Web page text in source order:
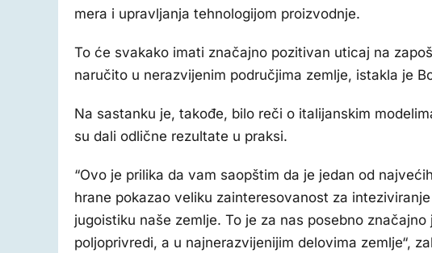
mera i upravljanja tehnologijom proizvodnje.
To će svakako imati značajno pozitivan uticaj na
naručito u nerazvijenim područjima zemlje, istakla je
Na sastanku je, takođe, bilo reči o italijanskim
su dali odlične rezultate u praksi.
“Ovo je prilika da vam saopštim da je jedan od
hrane pokazao veliku zainteresovanost za
jugoistiku naše zemlje. To je za nas posebno
poljoprivredi, a u najnerazvijenijim delovima zemlje“,